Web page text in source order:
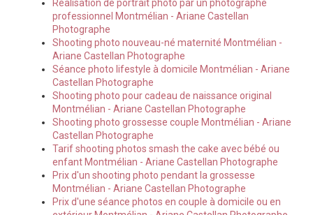
Réalisation de portrait photo par un photographe
professionnel Montmélian - Ariane Castellan
Photographe
Shooting photo nouveau-né maternité Montmélian -
Ariane Castellan Photographe
Séance photo lifestyle à domicile Montmélian - Ariane
Castellan Photographe
Shooting photo pour cadeau de naissance original
Montmélian - Ariane Castellan Photographe
Shooting photo grossesse couple Montmélian - Ariane
Castellan Photographe
Tarif shooting photos smash the cake avec bébé ou
enfant Montmélian - Ariane Castellan Photographe
Prix d'un shooting photo pendant la grossesse
Montmélian - Ariane Castellan Photographe
Prix d'une séance photos en couple à domicile ou en